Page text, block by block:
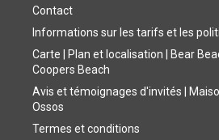
Contact
Informations sur les tarifs et les
Carte | Plan et localisation | Bear
Coopers Beach
Avis et témoignages d'invités |
Ossos
Termes et conditions